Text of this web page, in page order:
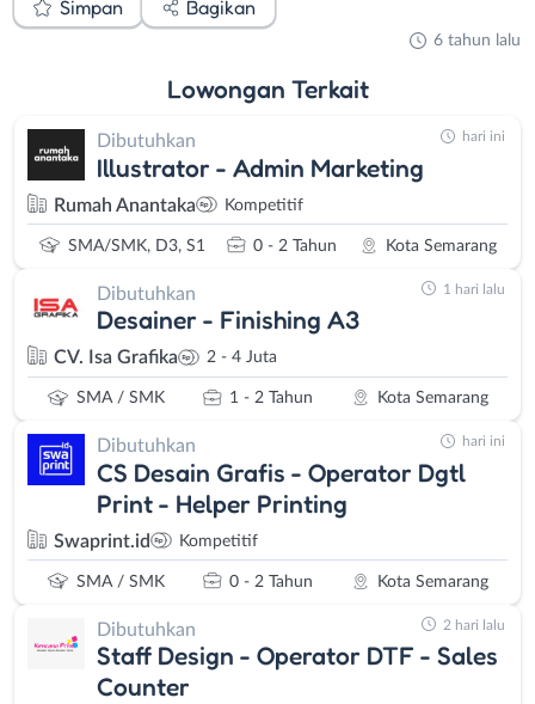
Simpan Bagikan
6 tahun lalu
Lowongan Terkait
Dibutuhkan
Illustrator - Admin Marketing
Rumah Anantaka Kompetitif
SMA/SMK, D3, S1 0 - 2 Tahun Kota Semarang
hari ini
Dibutuhkan
Desainer - Finishing A3
CV. Isa Grafika 2 - 4 Juta
SMA / SMK 1 - 2 Tahun Kota Semarang
1 hari lalu
Dibutuhkan
CS Desain Grafis - Operator Dgtl
Print - Helper Printing
Swaprint.id Kompetitif
SMA / SMK 0 - 2 Tahun Kota Semarang
hari ini
Dibutuhkan
Staff Design - Operator DTF - Sales
Counter
2 hari lalu